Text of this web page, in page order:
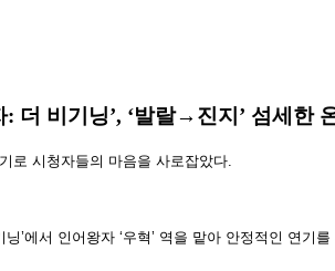
: 더 비기닝’, ‘발랄→진지’ 섬세한
로 시청자들의 마음을 사로잡았다.
’에서 인어왕자 ‘우혁’ 역을 맡아 안정적인 연기